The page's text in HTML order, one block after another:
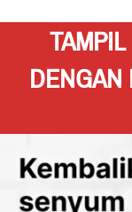
DENGAN